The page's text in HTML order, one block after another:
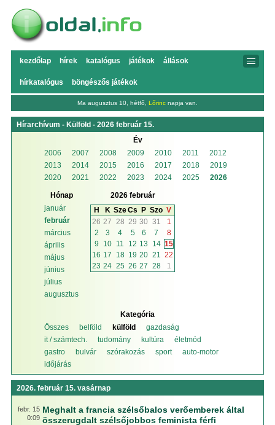
kezdőlap hírek katalógus játékok állások
hírkatalógus böngészős játékok
Ma augusztus 10, hétfő, Lőrinc napja van.
Hírarchívum - Külföld - 2026 február 15.
Év
2006
2007 2008 2009 2010 2011
2012
2013
2014 2015 2016 2017 2018
2019
2020
2021 2022 2023 2024 2025 2026
Hónap
január
február
március
április
május
június
július
augusztus
2026 február
H
K SzeCs P Szo V
26 27 28 29 30 31
1
2
3 4 5 6 7
8
9
10 11 12 13 14 15
16 17 18 19 20 21
22
23 24 25 26 27 28 1
Kategória
Összes
belföld külföld
gazdaság
it / számtech.
tudomány kultúra
életmód
gastro
bulvár szórakozás sport
auto-motor
időjárás
2026. február 15. vasárnap
febr. 15
0:09
Meghalt a francia szélsőbalos verőemberek által
összerugdalt szélsőjobbos feminista férfi